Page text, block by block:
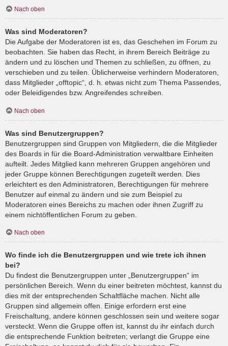
Nach oben
Was sind Moderatoren?
Die Aufgabe der Moderatoren ist es, das Geschehen im Forum zu
beobachten. Sie haben das Recht, in ihrem Bereich Beiträge zu
ändern und zu löschen und Themen zu schließen, zu öffnen, zu
verschieben und zu teilen. Üblicherweise verhindern Moderatoren,
dass Mitglieder „offtopic“, d. h. etwas nicht zum Thema Passendes,
oder Beleidigendes bzw. Angreifendes schreiben.
Nach oben
Was sind Benutzergruppen?
Benutzergruppen sind Gruppen von Mitgliedern, die die Mitglieder
des Boards in für die Board-Administration verwaltbare Einheiten
aufteilt. Jedes Mitglied kann mehreren Gruppen angehören und
jeder Gruppe können Berechtigungen zugeteilt werden. Dies
erleichtert es den Administratoren, Berechtigungen für mehrere
Benutzer auf einmal zu ändern und sie zum Beispiel zu
Moderatoren eines Bereichs zu machen oder ihnen Zugriff zu
einem nichtöffentlichen Forum zu geben.
Nach oben
Wo finde ich die Benutzergruppen und wie trete ich ihnen
bei?
Du findest die Benutzergruppen unter „Benutzergruppen“ im
persönlichen Bereich. Wenn du einer beitreten möchtest, kannst du
dies mit der entsprechenden Schaltfläche machen. Nicht alle
Gruppen sind allgemein offen. Einige erfordern erst eine
Freischaltung, andere können geschlossen sein und weitere sogar
versteckt. Wenn die Gruppe offen ist, kannst du ihr einfach durch
die entsprechende Funktion beitreten; verlangt die Gruppe eine